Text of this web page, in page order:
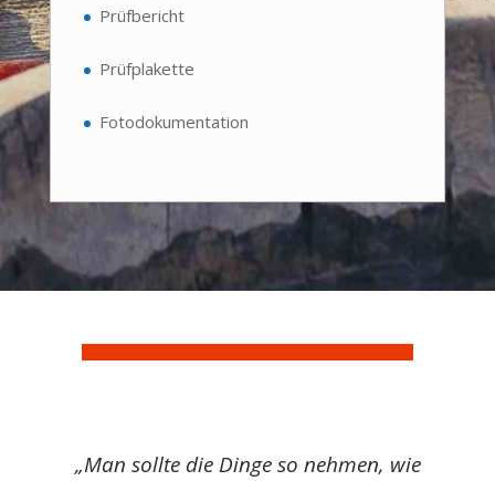
Prüfbericht
Prüfplakette
Fotodokumentation
„Man sollte die Dinge so nehmen, wie